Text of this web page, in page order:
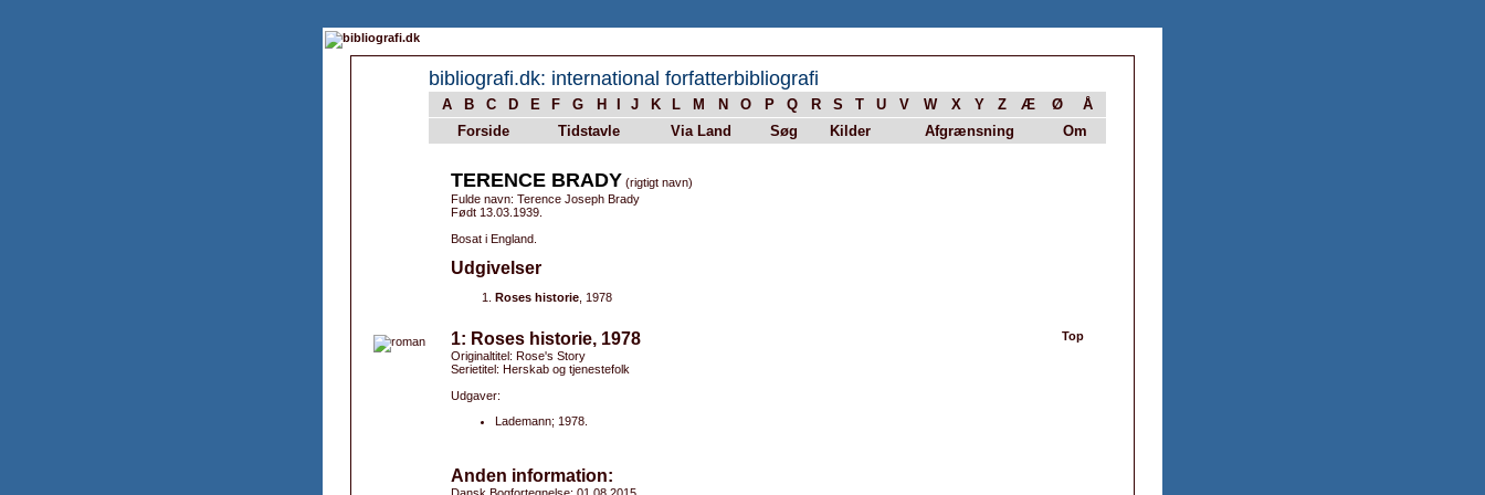
bibliografi.dk: international forfatterbibliografi
A B C D E F G H J K L M N O P Q R S T U V W X Y Z Æ Ø
Å
Forside
Tidstavle Via Land Søg Kilder Afgrænsning Om
TERENCE BRADY (rigtigt navn)
Fulde navn: Terence Joseph Brady
Født 13.03.1939.
Bosat i England.
Udgivelser
Roses historie , 1978
Top
1: Roses historie, 1978
Originaltitel: Rose's Story
Serietitel: Herskab og tjenestefolk
Udgaver:
Lademann; 1978.
Anden information: